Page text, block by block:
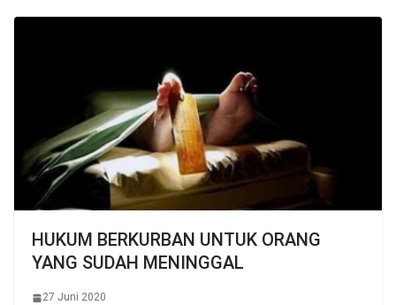
HUKUM BERKURBAN UNTUK ORANG
YANG SUDAH MENINGGAL
27 Juni 2020